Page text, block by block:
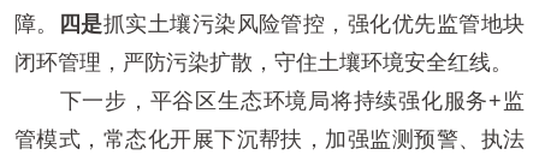
障。
四是抓实土壤污染风险管控，强化优先监管地块
闭环管理，严防污染扩散，守住土壤环境安全红线。
下一步，平谷区生态环境局将持续强化服务+监
管模式，常态化开展下沉帮扶，加强监测预警、执法